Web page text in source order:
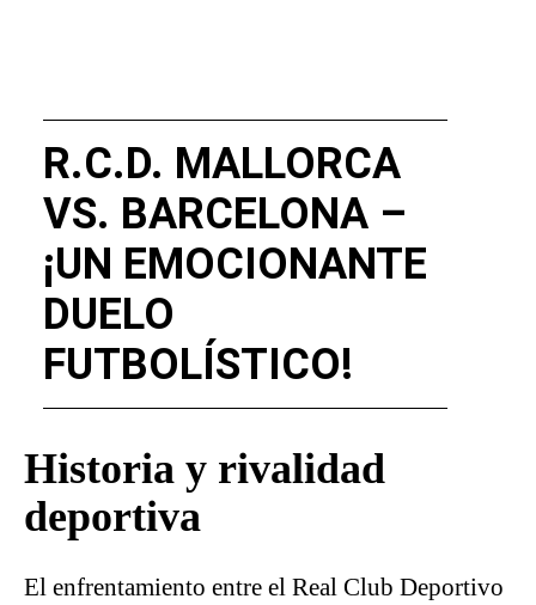
R.C.D. MALLORCA
VS. BARCELONA –
¡UN EMOCIONANTE
DUELO
FUTBOLÍSTICO!
Historia y rivalidad
deportiva
El enfrentamiento entre el Real Club Deportivo